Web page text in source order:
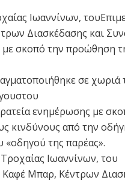
Ιωαννίνων,
Διασκέδασης και
σκοπό την προώθηση
σε χωριά
ενημέρωσης με
κινδύνους από την
«οδηγού της παρέας».
Ιωαννίνων, του
Μπαρ, Κέντρων